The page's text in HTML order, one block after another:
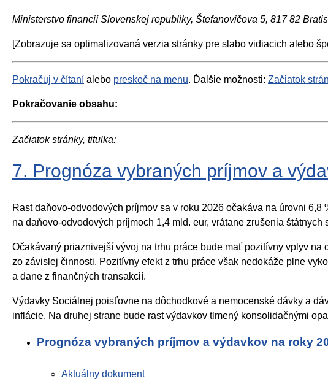
Ministerstvo financií Slovenskej republiky, Štefanovičova 5, 817 82
[Zobrazuje sa optimalizovaná verzia stránky pre slabo vidiacich alebo
Pokračuj v čítaní alebo preskoč na menu. Ďalšie možnosti: Začiatok
Pokračovanie obsahu:
Začiatok stránky, titulka:
7. Prognóza vybraných príjmov a
Rast daňovo-odvodových príjmov sa v roku 2026 očakáva na úrovni
na daňovo-odvodových príjmoch 1,4 mld. eur, vrátane zrušenia
Očakávaný priaznivejší vývoj na trhu práce bude mať pozitívny vplyv
zo závislej činnosti. Pozitívny efekt z trhu práce však nedokáže plne
a dane z finančných transakcií.
Výdavky Sociálnej poisťovne na dôchodkové a nemocenské dávky a
inflácie. Na druhej strane bude rast výdavkov tlmený konsolidačnými
Prognóza vybraných príjmov a výdavkov na roky
Aktuálny dokument